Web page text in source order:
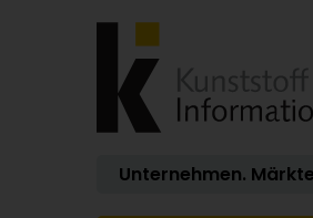
Unternehmen.